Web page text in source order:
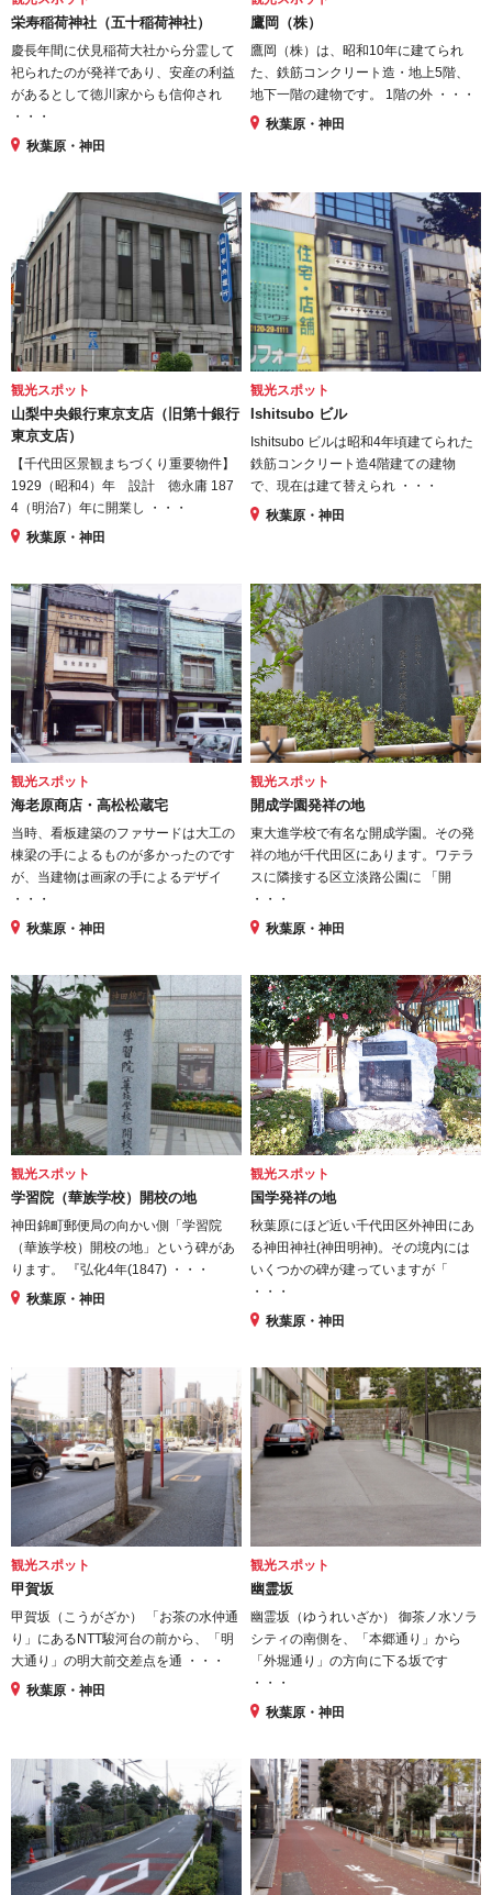
栄寿稲荷神社（五十稲荷神社）
慶長年間に伏見稲荷大社から分霊して
祀られたのが発祥であり、安産の利益
があるとして徳川家からも信仰され
・・・
秋葉原・神田
鷹岡（株）
鷹岡（株）は、昭和10年に建てられ
た、鉄筋コンクリート造・地上5階、
地下一階の建物です。 1階の外 ・・・
秋葉原・神田
観光スポット
山梨中央銀行東京支店（旧第十銀行
東京支店）
【千代田区景観まちづくり重要物件】
1929（昭和4）年 設計 徳永庸 187
4（明治7）年に開業し ・・・
秋葉原・神田
観光スポット
Ishitsubo ビル
Ishitsubo ビルは昭和4年頃建てられた
鉄筋コンクリート造4階建ての建物
で、現在は建て替えられ ・・・
秋葉原・神田
観光スポット
海老原商店・高松松蔵宅
当時、看板建築のファサードは大工の
棟梁の手によるものが多かったのです
が、当建物は画家の手によるデザイ
・・・
秋葉原・神田
観光スポット
開成学園発祥の地
東大進学校で有名な開成学園。その発
祥の地が千代田区にあります。ワテラ
スに隣接する区立淡路公園に 「開
・・・
秋葉原・神田
観光スポット
学習院（華族学校）開校の地
神田錦町郵便局の向かい側「学習院
（華族学校）開校の地」という碑があ
ります。 『弘化4年(1847) ・・・
秋葉原・神田
観光スポット
国学発祥の地
秋葉原にほど近い千代田区外神田にあ
る神田神社(神田明神)。その境内には
いくつかの碑が建っていますが「
・・・
秋葉原・神田
観光スポット
甲賀坂
甲賀坂（こうがざか） 「お茶の水仲通
り」にあるNTT駿河台の前から、「明
大通り」の明大前交差点を通 ・・・
秋葉原・神田
観光スポット
幽霊坂
幽霊坂（ゆうれいざか） 御茶ノ水ソラ
シティの南側を、「本郷通り」から
「外堀通り」の方向に下る坂です
・・・
秋葉原・神田